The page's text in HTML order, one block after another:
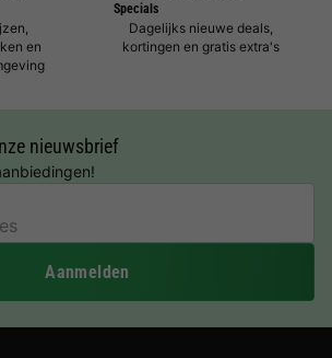
en
Specials
Dagelijks nieuwe deals,
kortingen en gratis extra's
nieuwsbrief
Aanmelden